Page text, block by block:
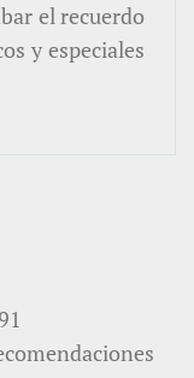
el recuerdo
y especiales